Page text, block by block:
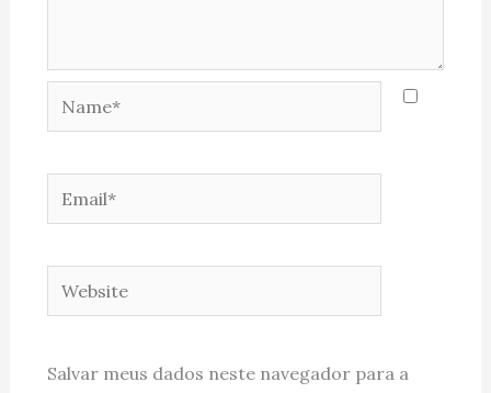
Name*
Email*
Website
Salvar meus dados neste navegador para a